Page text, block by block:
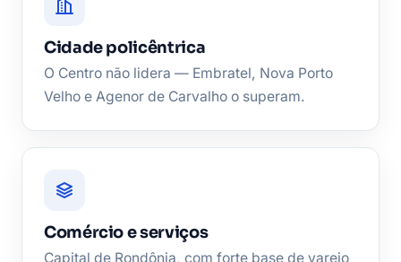
Cidade policêntrica
O Centro não lidera — Embratel, Nova Porto
Velho e Agenor de Carvalho o superam.
Comércio e serviços
Capital de Rondônia, com forte base de varejo